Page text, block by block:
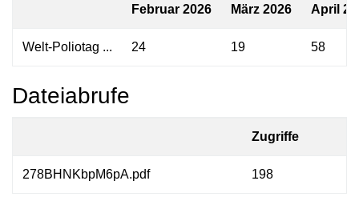
Februar 2026 März 2026 April
Welt-Poliotag ... 24 19 58
Dateiabrufe
Zugriffe
278BHNKbpM6pA.pdf 198